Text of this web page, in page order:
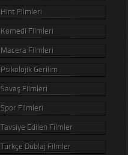
Hint Filmleri
Komedi Filmleri
Macera Filmleri
Psikolojik Gerilim
Savaş Filmleri
Spor Filmleri
Tavsiye Edilen Filmler
Türkçe Dublaj Filmler